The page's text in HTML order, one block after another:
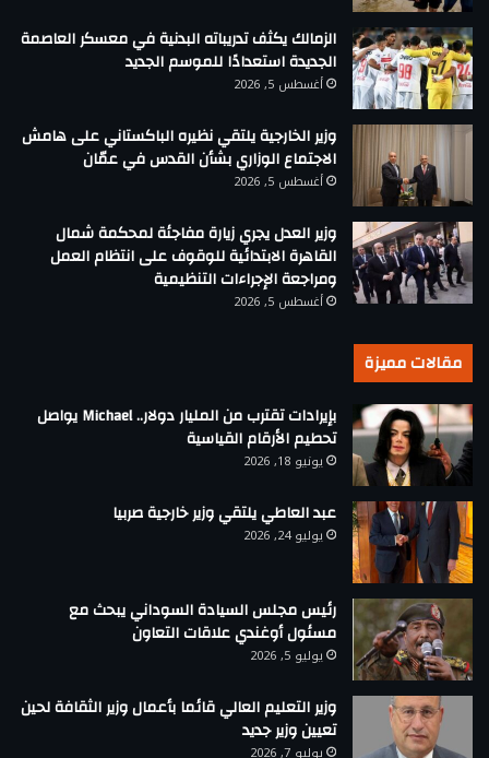
الزمالك يكثف تدريباته البدنية في معسكر العاصمة
الجديدة استعدادًا للموسم الجديد
أغسطس 5, 2026
وزير الخارجية يلتقي نظيره الباكستاني على هامش
الاجتماع الوزاري بشأن القدس في عمّان
أغسطس 5, 2026
وزير العدل يجري زيارة مفاجئة لمحكمة شمال
القاهرة الابتدائية للوقوف على انتظام العمل
ومراجعة الإجراءات التنظيمية
أغسطس 5, 2026
مقالات مميزة
بإيرادات تقترب من المليار دولار.. Michael يواصل
تحطيم الأرقام القياسية
يونيو 18, 2026
عبد العاطي يلتقي وزير خارجية صربيا
يوليو 24, 2026
رئيس مجلس السيادة السوداني يبحث مع
مسئول أوغندي علاقات التعاون
يوليو 5, 2026
وزير التعليم العالي قائما بأعمال وزير الثقافة لحين
تعيين وزير جديد
يوليو 7, 2026